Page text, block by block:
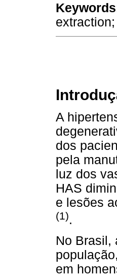
A
dos
pela
luz dos
HAS
e lesões
(1).
No Brasil,
em